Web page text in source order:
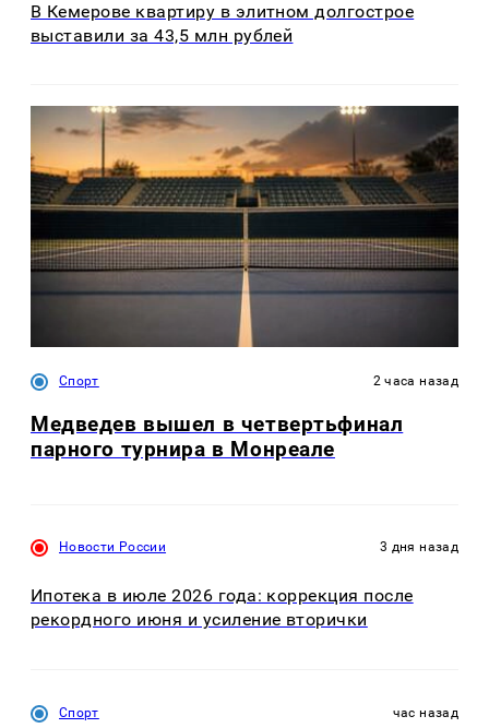
В Кемерове квартиру в элитном долгострое
выставили за 43,5 млн рублей
Спорт 2 часа назад
Медведев вышел в четвертьфинал
парного турнира в Монреале
Новости России 3 дня назад
Ипотека в июле 2026 года: коррекция после
рекордного июня и усиление вторички
Спорт час назад